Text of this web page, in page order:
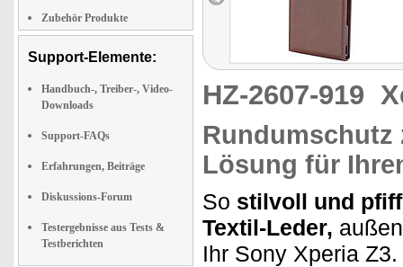
Zubehör Produkte
Support-Elemente:
Handbuch-, Treiber-, Video-
Downloads
Support-FAQs
Erfahrungen, Beiträge
Diskussions-Forum
Testergebnisse aus Tests &
Testberichten
HZ-2607-919
Rundumschutz
Lösung für
So stilvoll und
Textil-Leder,
Ihr Sony Xperia Z3.